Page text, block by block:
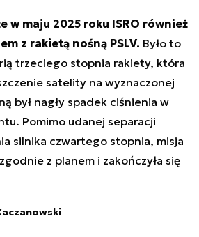
w maju 2025 roku ISRO również
z rakietą nośną PSLV. Było to
trzeciego stopnia rakiety, która
satelity na wyznaczonej
był nagły spadek ciśnienia w
Pomimo udanej separacji
silnika czwartego stopnia, misja
z planem i zakończyła się